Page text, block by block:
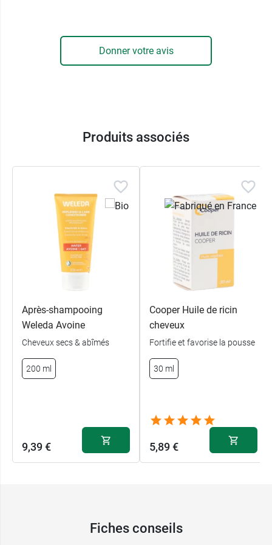
Conditionnement :
Donner votre avis
Produits associés
Après-shampooing
Weleda Avoine
Cheveux secs & abîmés
200 ml
9,39 €
Cooper Huile de ricin
cheveux
Fortifie et favorise la pousse
30 ml
5,89 €
Fiches conseils